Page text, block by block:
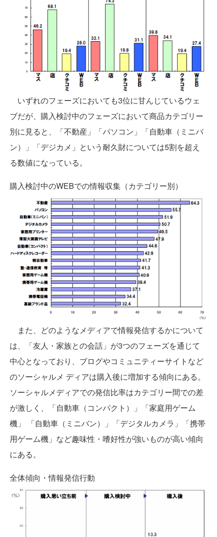
いずれのフェーズにおいても3位に甘んじているウェ
ブだが、購入検討中のフェーズにおいて商品カテゴリー
別に見ると、「不動産」「パソコン」「自動車（ミニバ
ン）」「デジカメ」という耐久財については5割を超え
る数値になっている。
購入検討中のWEBでの情報収集（カテゴリー別）
また、どのようなメディアで情報発信するかについて
は、「友人・家族との会話」が3つのフェーズを通じて
中心となっており、ブログやコミュニティーサイトなど
のソーシャルメ ディアは購入後に増加する傾向にある。
ソーシャルメディアでの発信比率はカテゴリー間での差
が激しく、「自動車（コンパクト）」「家庭用ゲーム
機」 「自動車（ミニバン）」「デジタルカメラ」「携帯
用ゲーム機」など趣味性・嗜好性が強いものが高い傾向
にある。
全体傾向・情報発信行動